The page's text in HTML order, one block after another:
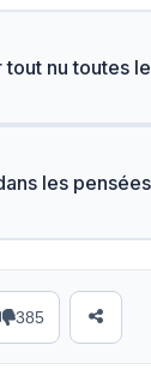
tout nu toutes
les
385